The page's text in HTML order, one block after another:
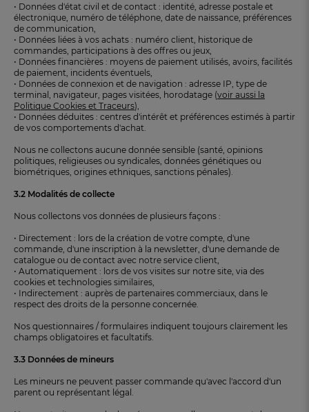
• Données d'état civil et de contact : identité, adresse postale et
électronique, numéro de téléphone, date de naissance, préférences
de communication,
• Données liées à vos achats : numéro client, historique de
commandes, participations à des offres ou jeux,
• Données financières : moyens de paiement utilisés, avoirs, facilités
de paiement, incidents éventuels,
• Données de connexion et de navigation : adresse IP, type de
terminal, navigateur, pages visitées, horodatage (voir aussi la
Politique Cookies et Traceurs),
• Données déduites : centres d'intérêt et préférences estimés à partir
de vos comportements d'achat.
Nous ne collectons aucune donnée sensible (santé, opinions
politiques, religieuses ou syndicales, données génétiques ou
biométriques, origines ethniques, sanctions pénales).
3.2 Modalités de collecte
Nous collectons vos données de plusieurs façons :
• Directement : lors de la création de votre compte, d'une
commande, d'une inscription à la newsletter, d'une demande de
catalogue ou de contact avec notre service client,
• Automatiquement : lors de vos visites sur notre site, via des
cookies et technologies similaires,
• Indirectement : auprès de partenaires commerciaux, dans le
respect des droits de la personne concernée.
Nos questionnaires / formulaires indiquent toujours clairement les
champs obligatoires et facultatifs.
3.3 Données de mineurs
Les mineurs ne peuvent passer commande qu'avec l'accord d'un
parent ou représentant légal.